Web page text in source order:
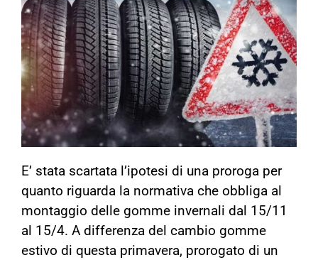
E’ stata scartata l’ipotesi di una proroga per
quanto riguarda la normativa che obbliga al
montaggio delle gomme invernali dal 15/11
al 15/4. A differenza del cambio gomme
estivo di questa primavera, prorogato di un